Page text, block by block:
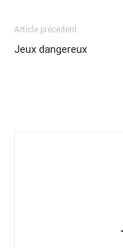
Article précédent
Jeux dangereux